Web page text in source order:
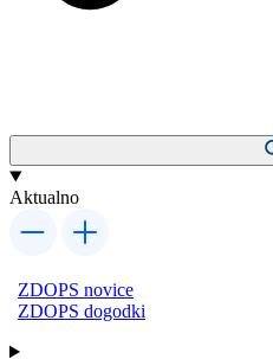
Aktualno
ZDOPS novice
ZDOPS dogodki